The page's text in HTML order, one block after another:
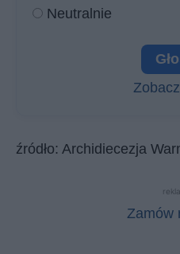
Neutralnie
źródło: Archidiecezja
Zamów